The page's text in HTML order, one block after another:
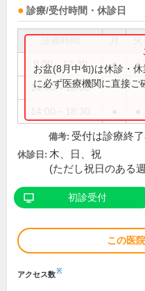
診療/受付時間・休診日
9:00～12:30 ● ●
14:00～18:00
お盆(8月中旬)は休診・
に必ず医療機関に直接ご
備考: 受付は診療終
休診日: 木、日、祝
(ただし祝日のある
初診受付
この医
アクセス数※